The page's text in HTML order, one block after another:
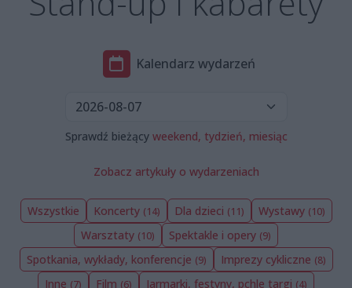
Kalendarz wydarzeń
Sprawdź bieżący weekend, tydzień, miesiąc
Zobacz artykuły o wydarzeniach
Wszystkie Koncerty (14) Dla dzieci (11) Wystawy (10)
Warsztaty (10) Spektakle i opery (9)
Spotkania, wykłady, konferencje (9) Imprezy cykliczne (8)
Inne (7) Film (6) Jarmarki, festyny, pchle targi (4)